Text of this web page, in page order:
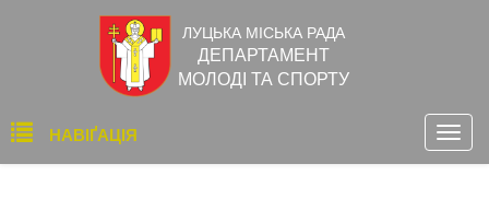
ЛУЦЬКА МІСЬКА РАДА
ДЕПАРТАМЕНТ
МОЛОДІ ТА СПОРТУ
Основна
навіґація
НАВІҐАЦІЯ